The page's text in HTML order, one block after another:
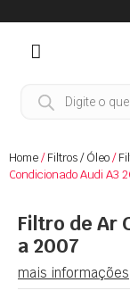
Home/Filtros / Óleo/
Condicionado Audi A3
Filtro de Ar
a 2007
mais informações